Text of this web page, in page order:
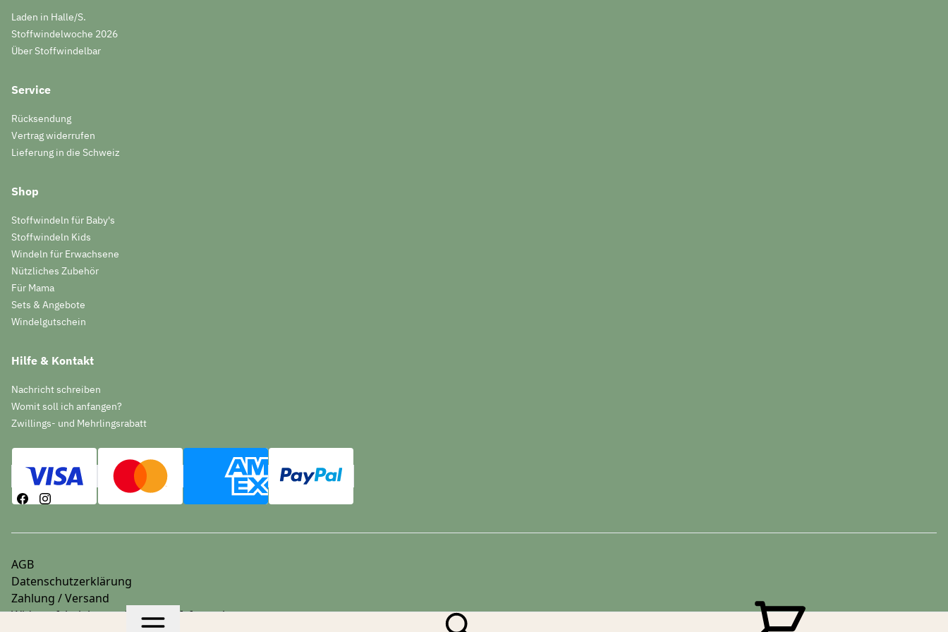
Laden in Halle/S.
Stoffwindelwoche 2026
Über Stoffwindelbar
Service
Rücksendung
Vertrag widerrufen
Lieferung in die Schweiz
Shop
Stoffwindeln für Baby's
Stoffwindeln Kids
Windeln für Erwachsene
Nützliches Zubehör
Für Mama
Sets & Angebote
Windelgutschein
Hilfe & Kontakt
Nachricht schreiben
Womit soll ich anfangen?
Zwillings- und Mehrlingsrabatt
AGB
Datenschutzerklärung
Zahlung / Versand
Widerrufsbelehrung & Widerrufsformular